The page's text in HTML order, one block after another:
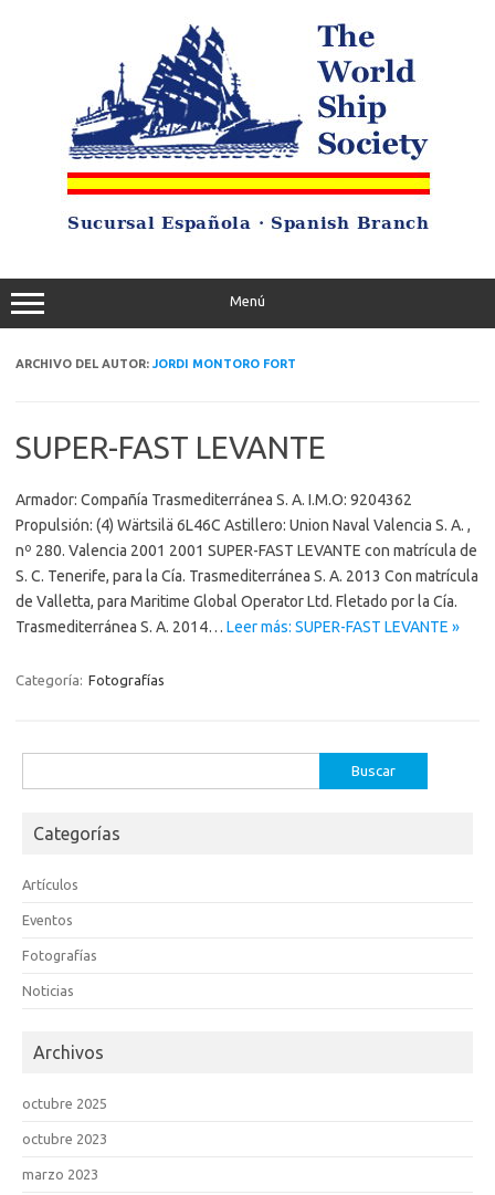
Menú
ARCHIVO DEL AUTOR: JORDI MONTORO FORT
SUPER-FAST LEVANTE
Armador: Compañía Trasmediterránea S. A. I.M.O: 9204362
Propulsión: (4) Wärtsilä 6L46C Astillero: Union Naval Valencia S. A. ,
nº 280. Valencia 2001 2001 SUPER-FAST LEVANTE con matrícula de
S. C. Tenerife, para la Cía. Trasmediterránea S. A. 2013 Con matrícula
de Valletta, para Maritime Global Operator Ltd. Fletado por la Cía.
Trasmediterránea S. A. 2014… Leer más: SUPER-FAST LEVANTE »
Categoría: Fotografías
Categorías
Artículos
Eventos
Fotografías
Noticias
Archivos
octubre 2025
octubre 2023
marzo 2023